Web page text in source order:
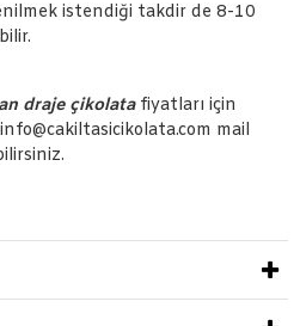
istendiği takdir de 8-10
draje çikolatafiyatları için
mail